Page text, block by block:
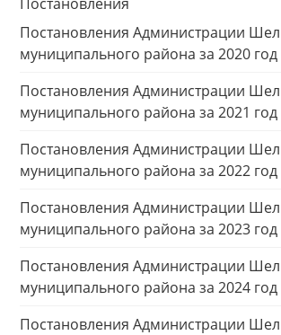
Постановления Администрации
муниципального района за 2020 год
Постановления Администрации
муниципального района за 2021 год
Постановления Администрации
муниципального района за 2022 год
Постановления Администрации
муниципального района за 2023 год
Постановления Администрации
муниципального района за 2024 год
Постановления Администрации